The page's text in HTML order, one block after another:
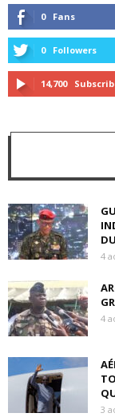
0 Fans
0 Followers
14,700
4
4
3